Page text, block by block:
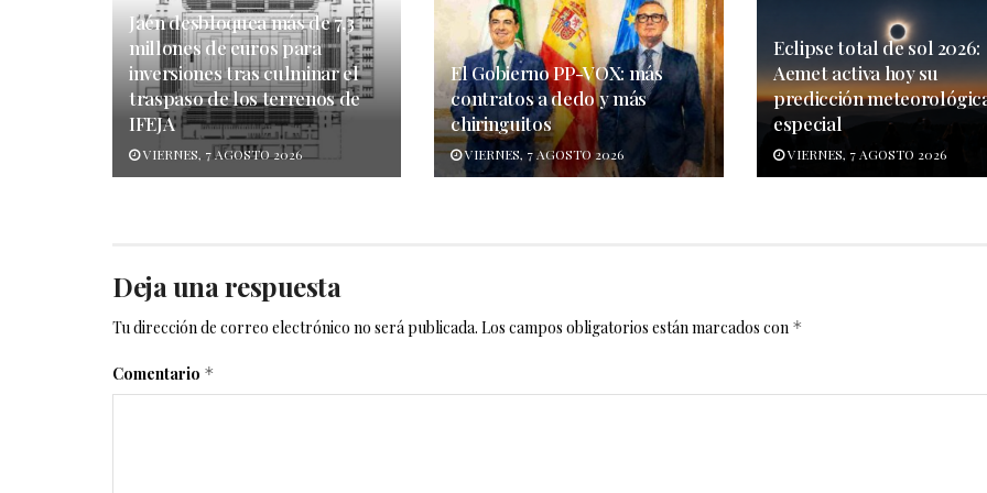
Jaén desbloquea más de 7,3
millones de euros para
inversiones tras culminar el
traspaso de los terrenos de
IFEJA
VIERNES, 7 AGOSTO 2026
El Gobierno PP-VOX: más
contratos a dedo y más
chiringuitos
VIERNES, 7 AGOSTO 2026
Eclipse total de sol 2026:
Aemet activa hoy su
predicción
especial
VIERNES, 7 AGOSTO 2026
Deja una respuesta
Tu dirección de correo electrónico no será publicada. Los campos obligatorios están marcados con *
Comentario *